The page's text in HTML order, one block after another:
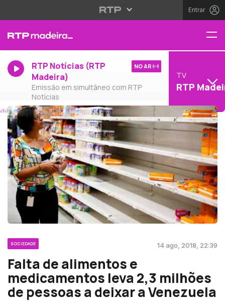
Entrar
RTP Notícias (RTP
Madeira)
Emissão em simultâneo com RTP
Notícias
NO AR
TV
RTP
SOCIEDADE 14 ago, 2018, 22:39
Falta de alimentos e
medicamentos leva 2,3 milhões
de pessoas a deixar a Venezuela